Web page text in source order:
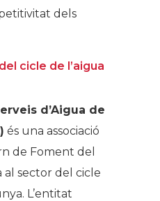
dels
cicle de l’aigua
d’Aigua de
és una associació
de Foment del
al sector del cicle
L’entitat